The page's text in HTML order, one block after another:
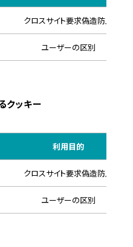
クロスサイト要求偽造防止
ユーザーの区別
ッキー
利用目的
クロスサイト要求偽造防止
ユーザーの区別